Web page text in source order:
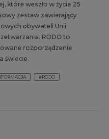
które weszło w życie 25
zestaw zawierający
obywateli Unii
RODO to
rozporządzenie
świecie.
#RODO